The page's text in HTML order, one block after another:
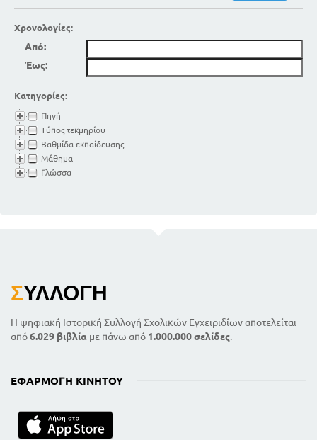
Χρονολογίες:
Από:
Έως:
Κατηγορίες:
Πηγή
Τύπος τεκμηρίου
Βαθμίδα εκπαίδευσης
Μάθημα
Γλώσσα
ΣΥΛΛΟΓΉ
Η ψηφιακή Ιστορική Συλλογή Σχολικών Εγχειριδίων αποτελείται
από6.029 βιβλία με πάνω από 1.000.000 σελίδες.
ΕΦΑΡΜΟΓΉ ΚΙΝΗΤΟΎ